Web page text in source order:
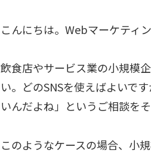
こんにちは。Webマーケティ
飲食店やサービス業の小規模
い。どのSNSを使えばよいで
いんだよね」というご相談を
このようなケースの場合、小